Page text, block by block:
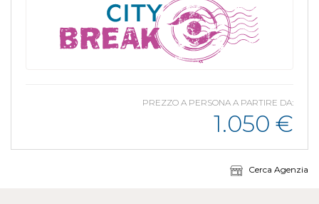
PREZZO A PERSONA A PARTIRE DA:
1.050 €
Cerca Agenzia